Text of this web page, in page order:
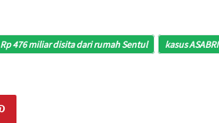
476 miliar disita dari rumah Sentul kasus ASABRI